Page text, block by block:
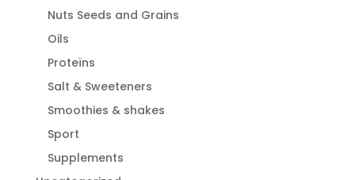
Nuts Seeds and Grains
Oils
Proteïns
Salt & Sweeteners
Smoothies & shakes
Sport
Supplements